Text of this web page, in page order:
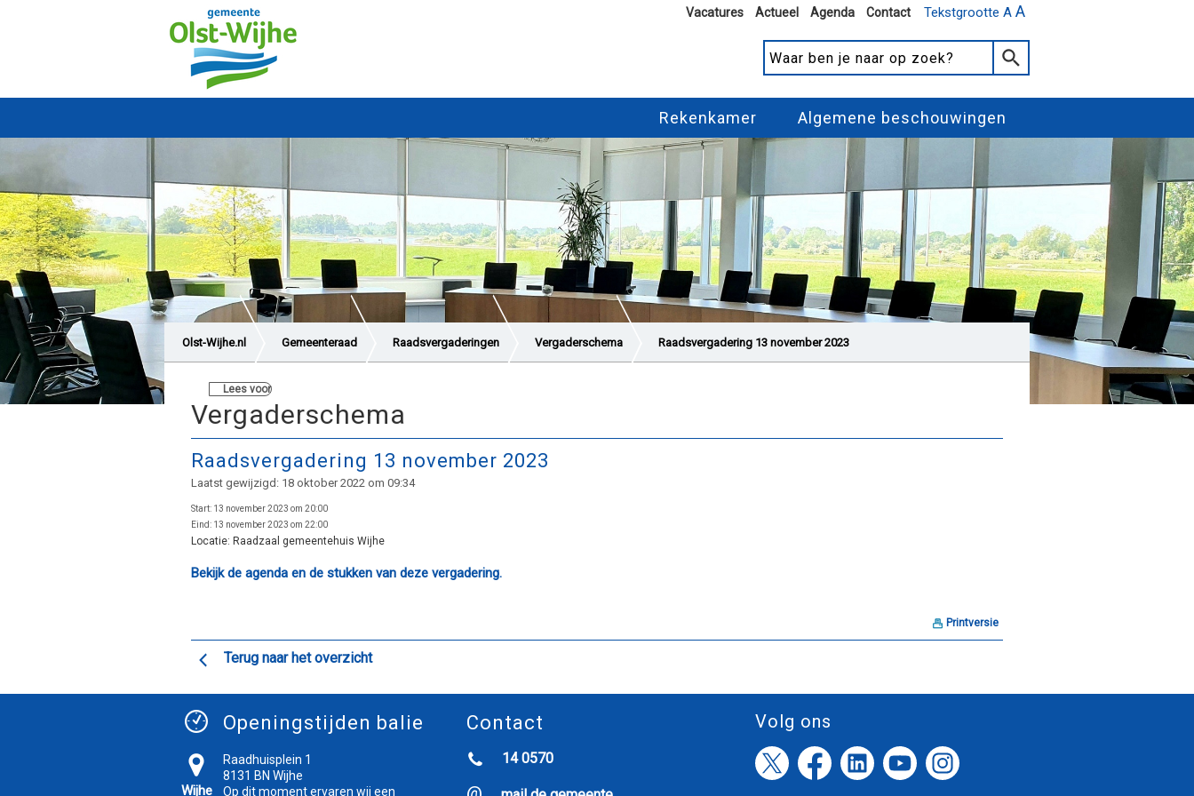
Tekstgrootte A A
Vacatures Actueel Agenda Contact
Rekenkamer Algemene beschouwingen
Olst-Wijhe.nl Gemeenteraad Raadsvergaderingen Vergaderschema Raadsvergadering 13 november 2023
Lees voor
Vergaderschema
Raadsvergadering 13 november 2023
Laatst gewijzigd: 18 oktober 2022 om 09:34
Start: 13 november 2023 om 20:00
Eind: 13 november 2023 om 22:00
Locatie: Raadzaal gemeentehuis Wijhe
Bekijk de agenda en de stukken van deze vergadering.
Printversie
Terug naar het overzicht
Openingstijden balie
Wijhe
Raadhuisplein 1
8131 BN Wijhe
Op dit moment ervaren wij een
Contact
14 0570
Volg ons